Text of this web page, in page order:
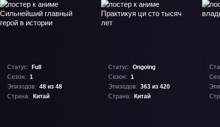
Статус:
Full
Сезон: 1
Эпизодов: 48 из 48
Страна:
Китай
Статус: Ongoing
Сезон: 1
Эпизодов: 363 из 420
Страна:
Китай